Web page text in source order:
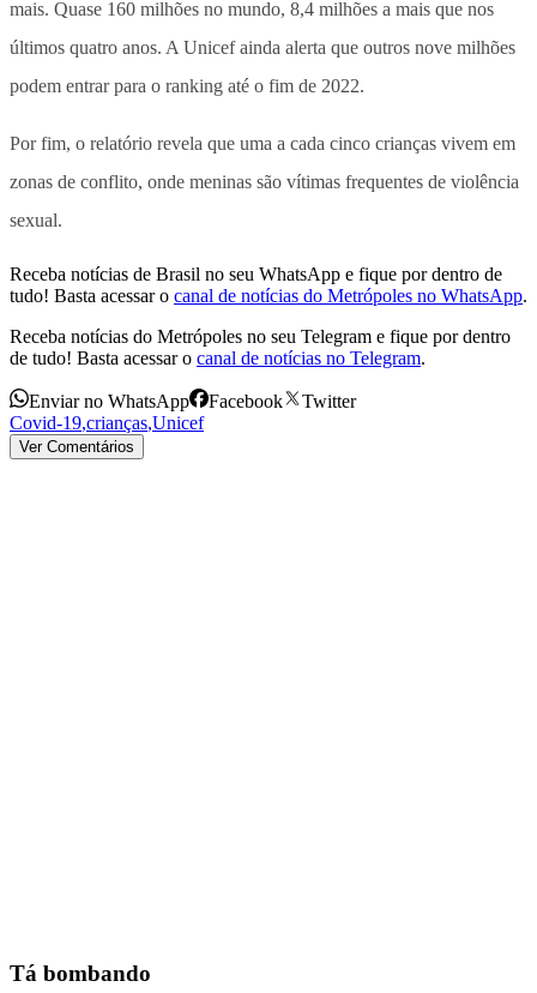
mais. Quase 160 milhões no mundo, 8,4 milhões a mais que nos
últimos quatro anos. A Unicef ainda alerta que outros nove milhões
podem entrar para o ranking até o fim de 2022.
Por fim, o relatório revela que uma a cada cinco crianças vivem em
zonas de conflito, onde meninas são vítimas frequentes de violência
sexual.
Receba notícias de Brasil no seu WhatsApp e fique por dentro de
tudo! Basta acessar o canal de notícias do Metrópoles no WhatsApp.
Receba notícias do Metrópoles no seu Telegram e fique por dentro
de tudo! Basta acessar o canal de notícias no Telegram.
Enviar no WhatsApp Facebook
Twitter
Covid-19,crianças,Unicef
Ver Comentários
Tá bombando